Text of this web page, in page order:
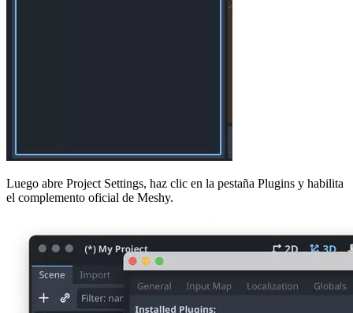
Luego abre Project Settings, haz clic en la pestaña Plugins y habilita
el complemento oficial de Meshy.